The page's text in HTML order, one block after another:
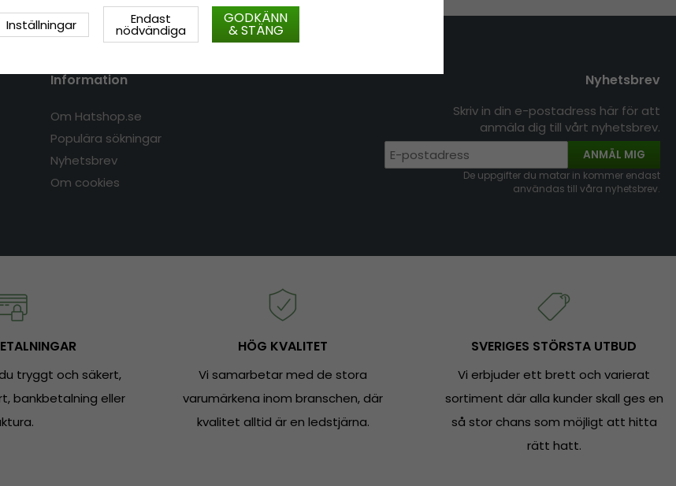
Information
Om Hatshop.se
Populära sökningar
Nyhetsbrev
Om cookies
Nyhetsbrev
Skriv in din e-postadress här för att
anmäla dig till vårt nyhetsbrev.
ANMÄL MIG
De uppgifter du matar in kommer endast
användas till våra nyhetsbrev.
tryggt och säkert,
bankbetalning eller
HÖG KVALITET
Vi samarbetar med de stora
varumärkena inom branschen, där
kvalitet alltid är en ledstjärna.
SVERIGES STÖRSTA UTBUD
Vi erbjuder ett brett och varierat
sortiment där alla kunder skall ges en
så stor chans som möjligt att hitta
rätt hatt.
Inställningar Endast
nödvändiga
GODKÄNN
& STÄNG